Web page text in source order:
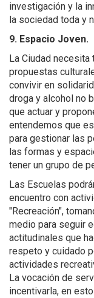
investigación y la
la sociedad toda y
9. Espacio Joven.
La Ciudad
propuestas
convivir en
droga y alcohol no
que actuar y
entendemos que
para gestionar las
las formas y
tener un grupo de
Las Escuelas
encuentro con
"Recreación",
medio para seguir
actitudinales que
respeto y cuidado
actividades
La vocación de
incentivarla, en